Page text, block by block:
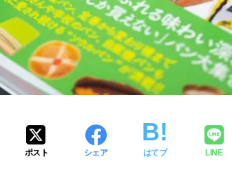
ポスト シェア はてブ LINE